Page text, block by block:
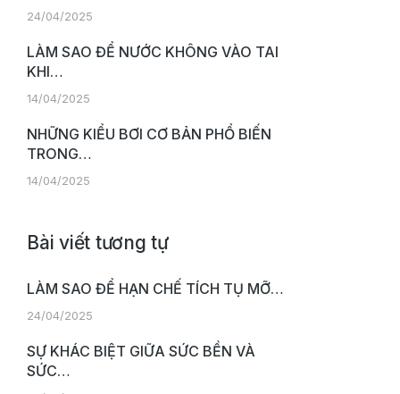
24/04/2025
LÀM SAO ĐỂ NƯỚC KHÔNG VÀO TAI
KHI…
14/04/2025
NHỮNG KIỂU BƠI CƠ BẢN PHỔ BIẾN
TRONG…
14/04/2025
Bài viết tương tự
LÀM SAO ĐỂ HẠN CHẾ TÍCH TỤ MỠ…
24/04/2025
SỰ KHÁC BIỆT GIỮA SỨC BỀN VÀ
SỨC…